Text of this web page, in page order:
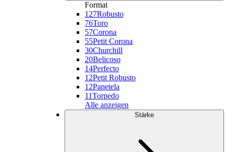
Format
127Robusto
76Toro
57Corona
55Petit Corona
30Churchill
20Belicoso
14Perfecto
12Petit Robusto
12Panetela
11Torpedo
Alle anzeigen
Stärke